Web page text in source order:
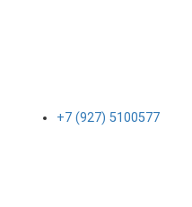
+7 (927) 5100577